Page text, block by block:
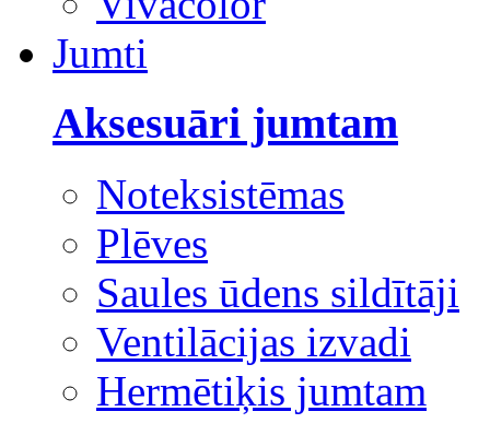
Jumti
Aksesuāri jumtam
Noteksistēmas
Plēves
Saules ūdens sildītāji
Ventilācijas izvadi
Hermētiķis jumtam